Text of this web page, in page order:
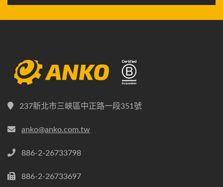
237新北市三峽區中正路一段351號
anko@anko.com.tw
886-2-26733798
886-2-26733697